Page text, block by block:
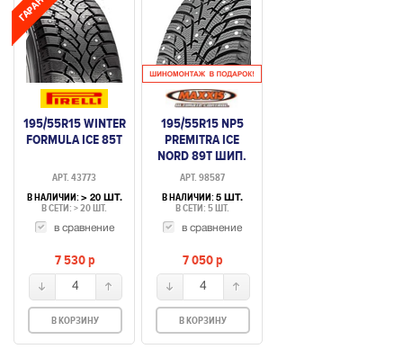
195/55R15 WINTER
FORMULA ICE 85T
АРТ. 43773
В НАЛИЧИИ: > 20 ШТ.
В СЕТИ: > 20 ШТ.
в сравнение
7 530p
4
В КОРЗИНУ
195/55R15 NP5
PREMITRA ICE
NORD 89T ШИП.
АРТ. 98587
В НАЛИЧИИ: 5 ШТ.
В СЕТИ: 5 ШТ.
в сравнение
7 050p
4
В КОРЗИНУ